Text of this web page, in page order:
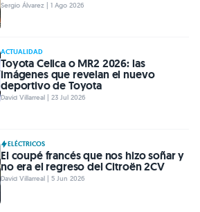
Sergio Álvarez | 1 Ago 2026
ACTUALIDAD
Toyota Celica o MR2 2026: las
imágenes que revelan el nuevo
deportivo de Toyota
David Villarreal | 23 Jul 2026
ELÉCTRICOS
El coupé francés que nos hizo soñar y
no era el regreso del Citroën 2CV
David Villarreal | 5 Jun 2026